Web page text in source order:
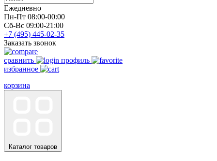
Ежедневно
Пн-Пт 08:00-00:00
Сб-Вс 09:00-21:00
+7 (495) 445-02-35
Заказать звонок
сравнить
профиль
избранное
корзина
Каталог товаров